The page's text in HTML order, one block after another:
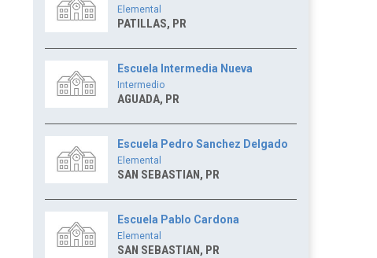
Elemental
PATILLAS, PR
Escuela Intermedia Nueva
Intermedio
AGUADA, PR
Escuela Pedro Sanchez Delgado
Elemental
SAN SEBASTIAN, PR
Escuela Pablo Cardona
Elemental
SAN SEBASTIAN, PR